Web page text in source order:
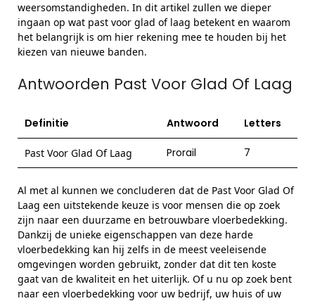
weersomstandigheden. In dit artikel zullen we dieper
ingaan op wat past voor glad of laag betekent en waarom
het belangrijk is om hier rekening mee te houden bij het
kiezen van nieuwe banden.
Antwoorden Past Voor Glad Of Laag
Definitie Antwoord Letters
Past Voor Glad Of Laag Prorail 7
Al met al kunnen we concluderen dat de Past Voor Glad Of
Laag een uitstekende keuze is voor mensen die op zoek
zijn naar een duurzame en betrouwbare vloerbedekking.
Dankzij de unieke eigenschappen van deze harde
vloerbedekking kan hij zelfs in de meest veeleisende
omgevingen worden gebruikt, zonder dat dit ten koste
gaat van de kwaliteit en het uiterlijk. Of u nu op zoek bent
naar een vloerbedekking voor uw bedrijf, uw huis of uw